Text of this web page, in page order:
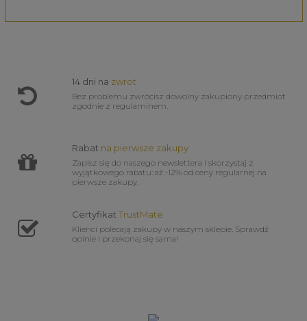
14 dni na zwrot
Bez problemu zwrócisz dowolny zakupiony przedmiot
zgodnie z regulaminem.
Rabat na pierwsze zakupy
Zapisz się do naszego newslettera i skorzystaj z
wyjątkowego rabatu: aż -12% od ceny regularnej na
pierwsze zakupy.
CertyfikatTrustMate
Klienci polecają zakupy w naszym sklepie. Sprawdź
opinie i przekonaj się sama!